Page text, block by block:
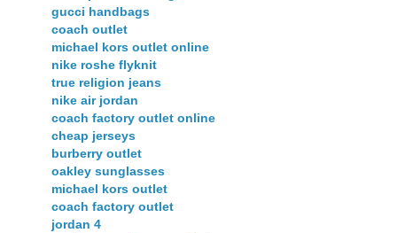
gucci handbags
coach outlet
michael kors outlet online
nike roshe flyknit
true religion jeans
nike air jordan
coach factory outlet online
cheap jerseys
burberry outlet
oakley sunglasses
michael kors outlet
coach factory outlet
jordan 4